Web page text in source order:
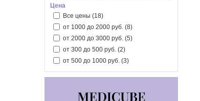
Цена
Все цены (18)
от 1000 до 2000 руб. (8)
от 2000 до 3000 руб. (5)
от 300 до 500 руб. (2)
от 500 до 1000 руб. (3)